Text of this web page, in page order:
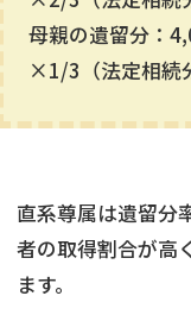
母親の遺留分：
×1/3（法定相続
直系尊属は遺留分
者の取得割合が高
ます。